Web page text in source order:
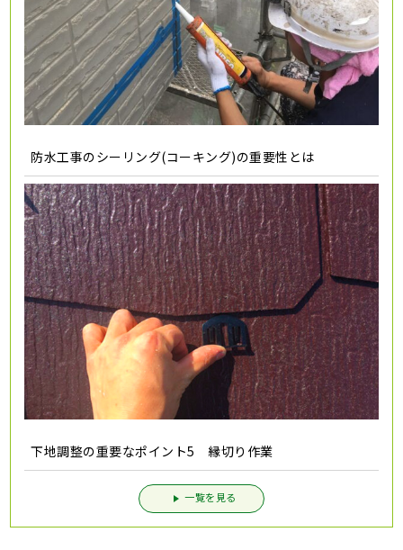
防水工事のシーリング(コーキング)の重要性とは
下地調整の重要なポイント5 縁切り作業
一覧を見る